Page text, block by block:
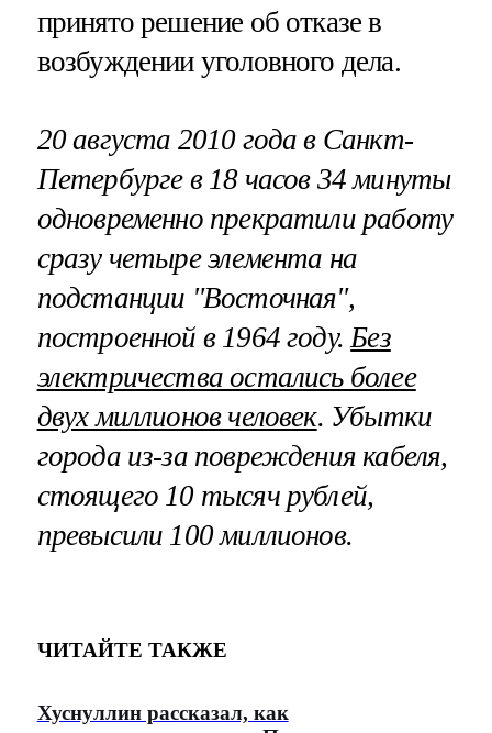
принято решение об отказе в
возбуждении уголовного дела.
20 августа 2010 года в Санкт-
Петербурге в 18 часов 34 минуты
одновременно прекратили работу
сразу четыре элемента на
подстанции "Восточная",
построенной в 1964 году. Без
электричества остались более
двух миллионов человек. Убытки
города из-за повреждения кабеля,
стоящего 10 тысяч рублей,
превысили 100 миллионов.
ЧИТАЙТЕ ТАКЖЕ
Хуснуллин рассказал, как